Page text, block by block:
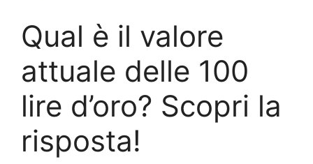
Qual è il valore
attuale delle 100
lire d’oro? Scopri la
risposta!